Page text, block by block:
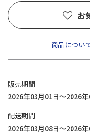
お
商品につい
販売期間
2026年03月01日～2026
配送期間
2026年03月08日～2026